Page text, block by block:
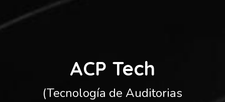
ACP Tech
(Tecnología de Auditorias